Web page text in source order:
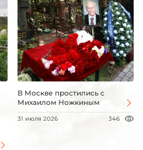
В Москве простились с
Михаилом Ножкиным
31 июля 2026 346